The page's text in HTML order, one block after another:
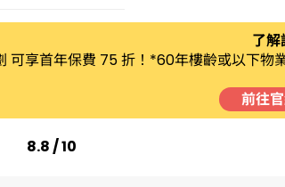
了解
可享首年保費 75 折！*60年樓齡或以下物
前往
8.8 / 10